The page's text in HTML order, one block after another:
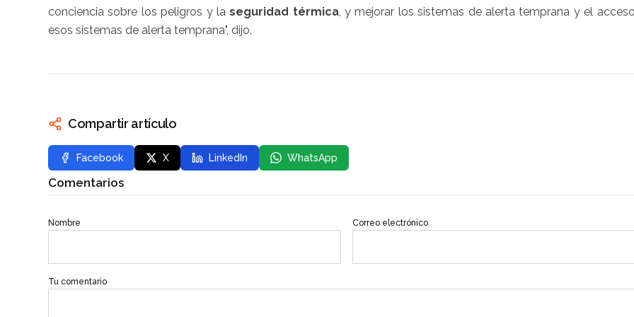
conciencia sobre los peligros y laseguridad térmica, y mejorar los sistemas de alerta temprana y el
esos sistemas de alerta temprana", dijo.
Compartir artículo
Facebook X LinkedIn WhatsApp
Comentarios
Nombre Correo electrónico
Tu comentario